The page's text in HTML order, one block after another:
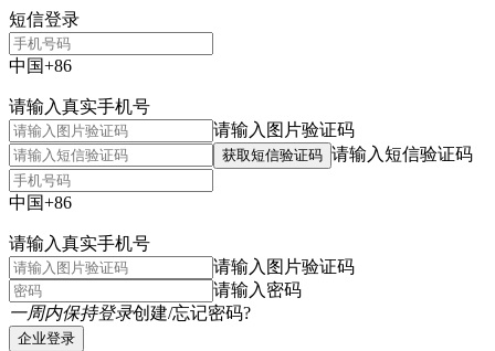
短信登录
中国+86
请输入真实手机号
请输入图片验证码
获取短信验证码 请输入短信验证码
中国+86
请输入真实手机号
请输入图片验证码
请输入密码
一周内保持登录创建/忘记密码?
企业登录